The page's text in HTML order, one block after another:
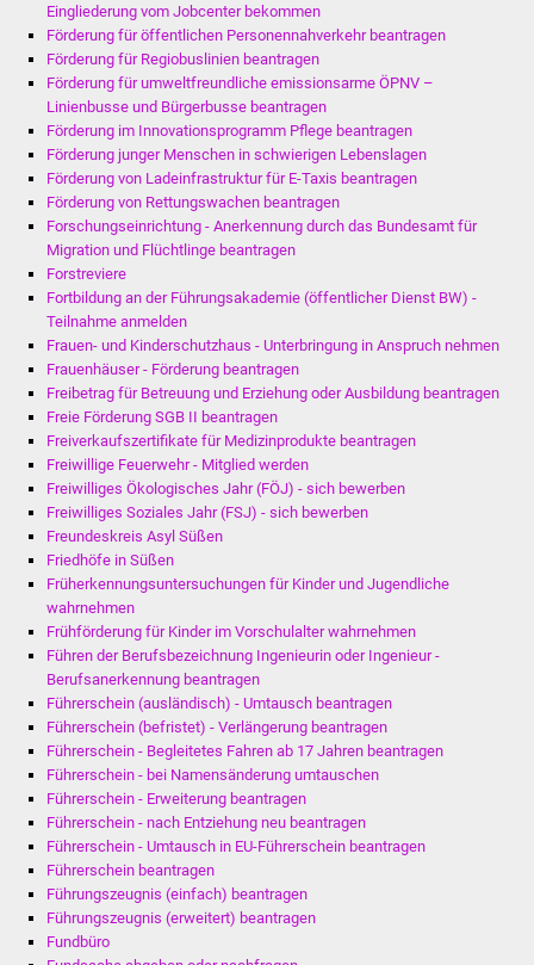
Eingliederung vom Jobcenter bekommen
Förderung für öffentlichen Personennahverkehr beantragen
Förderung für Regiobuslinien beantragen
Förderung für umweltfreundliche emissionsarme ÖPNV –
Linienbusse und Bürgerbusse beantragen
Förderung im Innovationsprogramm Pflege beantragen
Förderung junger Menschen in schwierigen Lebenslagen
Förderung von Ladeinfrastruktur für E-Taxis beantragen
Förderung von Rettungswachen beantragen
Forschungseinrichtung - Anerkennung durch das Bundesamt für
Migration und Flüchtlinge beantragen
Forstreviere
Fortbildung an der Führungsakademie (öffentlicher Dienst BW) -
Teilnahme anmelden
Frauen- und Kinderschutzhaus - Unterbringung in Anspruch nehmen
Frauenhäuser - Förderung beantragen
Freibetrag für Betreuung und Erziehung oder Ausbildung beantragen
Freie Förderung SGB II beantragen
Freiverkaufszertifikate für Medizinprodukte beantragen
Freiwillige Feuerwehr - Mitglied werden
Freiwilliges Ökologisches Jahr (FÖJ) - sich bewerben
Freiwilliges Soziales Jahr (FSJ) - sich bewerben
Freundeskreis Asyl Süßen
Friedhöfe in Süßen
Früherkennungsuntersuchungen für Kinder und Jugendliche
wahrnehmen
Frühförderung für Kinder im Vorschulalter wahrnehmen
Führen der Berufsbezeichnung Ingenieurin oder Ingenieur -
Berufsanerkennung beantragen
Führerschein (ausländisch) - Umtausch beantragen
Führerschein (befristet) - Verlängerung beantragen
Führerschein - Begleitetes Fahren ab 17 Jahren beantragen
Führerschein - bei Namensänderung umtauschen
Führerschein - Erweiterung beantragen
Führerschein - nach Entziehung neu beantragen
Führerschein - Umtausch in EU-Führerschein beantragen
Führerschein beantragen
Führungszeugnis (einfach) beantragen
Führungszeugnis (erweitert) beantragen
Fundbüro